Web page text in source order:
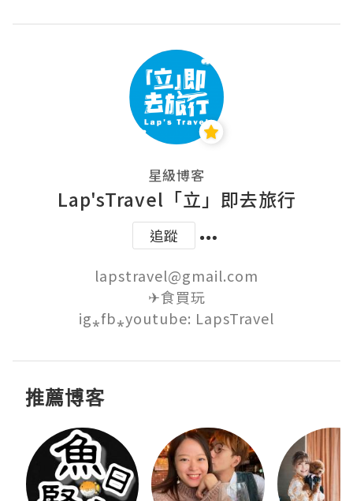
星級博客
Lap'sTravel「立」即去旅行
追蹤
lapstravel@gmail.com
✈食買玩
ig⁎fb⁎youtube: LapsTravel
推薦博客